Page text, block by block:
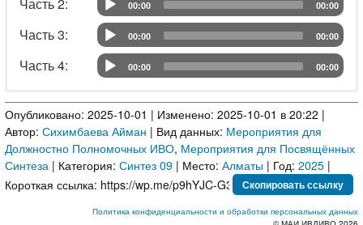
Audio Player 00:00 00:00
Audio Player 00:00 00:00
Audio Player 00:00 00:00
Часть 1:Аудио
Часть 2:Аудио
Часть 3:Аудио
Часть 4: Аудио
Опубликовано: 2025-10-01 | Изменено: 2025-10-01 в 20:22 |
Автор: Сихимбаева Айман | Вид данных: Мероприятия для
Должностно Полномочных ИВО, Мероприятия для Посвящённых
Синтеза | Категория: Синтез 09 | Место: Алматы | Год: 2025 |
Короткая ссылка:
Скопировать ссылку
Политика конфиденциальности и обработки персональных данных